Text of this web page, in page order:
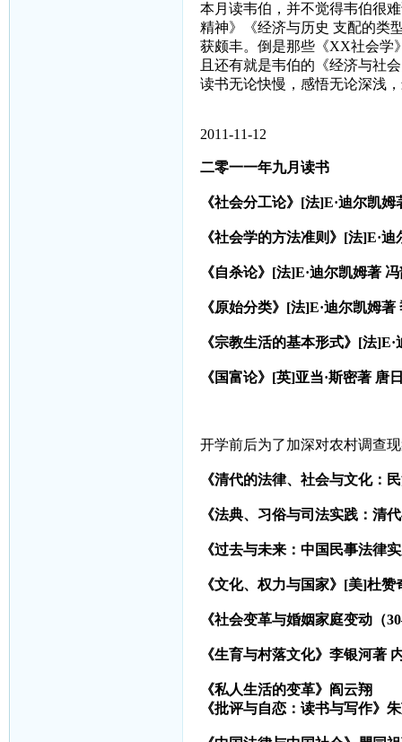
本月读韦伯，并不觉得韦伯很
精神》《经济与历史 支配的类
获颇丰。倒是那些《XX社会学
且还有就是韦伯的《经济与社
读书无论快慢，感悟无论深浅
2011-11-12
二零一一年九月读书
《社会分工论》 [法]E·迪尔凯姆
《社会学的方法准则》 [法]E·迪
《自杀论》 [法]E·迪尔凯姆著
《原始分类》 [法]E·迪尔凯姆著
《宗教生活的基本形式》 [法]E·
《国富论》 [英]亚当·斯密著 唐
开学前后为了加深对农村调查
《清代的法律、社会与文化：
《法典、习俗与司法实践：清
《过去与未来：中国民事法律
《文化、权力与国家》 [美]杜赞
《社会变革与婚姻家庭变动（30
《生育与村落文化》李银河著
《私人生活的变革》阎云翔
《批评与自恋：读书与写作》